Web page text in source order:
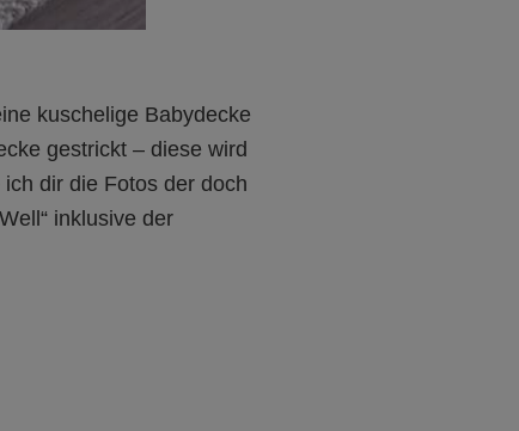
kuschelige Babydecke
gestrickt – diese wird
dir die Fotos der doch
inklusive der